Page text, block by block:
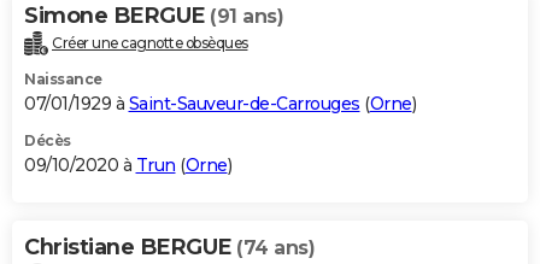
Simone BERGUE (91 ans)
Créer une cagnotte obsèques
Naissance
07/01/1929 à Saint-Sauveur-de-Carrouges (Orne)
Décès
09/10/2020 à Trun (Orne)
Christiane BERGUE (74 ans)